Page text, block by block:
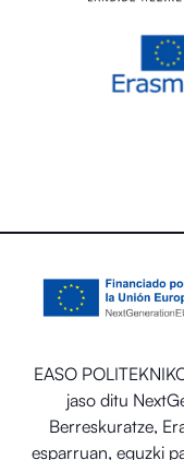
EASO
jaso ditu
Berreskuratze,
esparruan, eguzki